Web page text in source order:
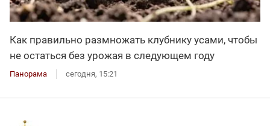
Как правильно размножать клубнику усами, чтобы
не остаться без урожая в следующем году
Панорама сегодня, 15:21